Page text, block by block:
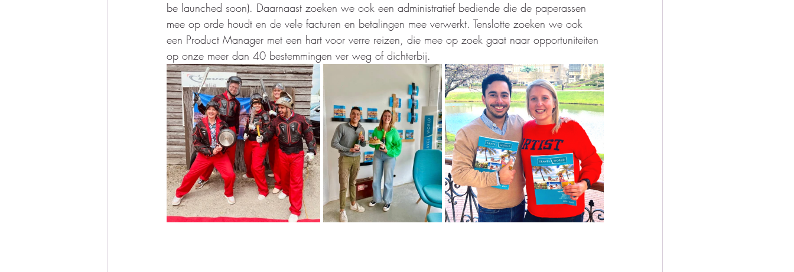
be launched soon). Daarnaast zoeken we ook een administratief bediende die de paperassen
mee op orde houdt en de vele facturen en betalingen mee verwerkt. Tenslotte zoeken we ook
een Product Manager met een hart voor verre reizen, die mee op zoek gaat naar opportuniteiten
op onze meer dan 40 bestemmingen ver weg of dichterbij.